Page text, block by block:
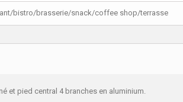
bistro/brasserie/snack/coffee shop/terrasse
et pied central 4 branches en aluminium.